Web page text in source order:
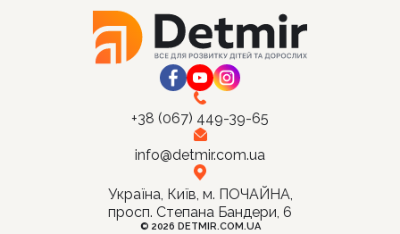
+38 (067) 449-39-65
info@detmir.com.ua
Україна, Київ, м. ПОЧАЙНА,
просп. Степана Бандери, 6
© 2026 DETMIR.COM.UA